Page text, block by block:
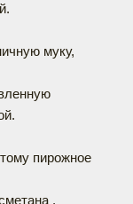
муку,
пирожное
.